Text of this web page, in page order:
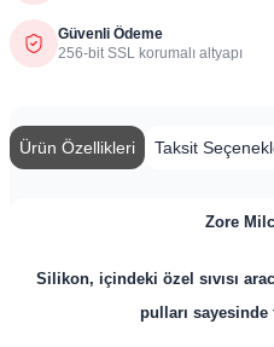
Güvenli Ödeme
256-bit SSL korumalı altyapı
Ürün Özellikleri Taksit
​Zore
Silikon, içindeki özel sıvısı
pulları sayesinde